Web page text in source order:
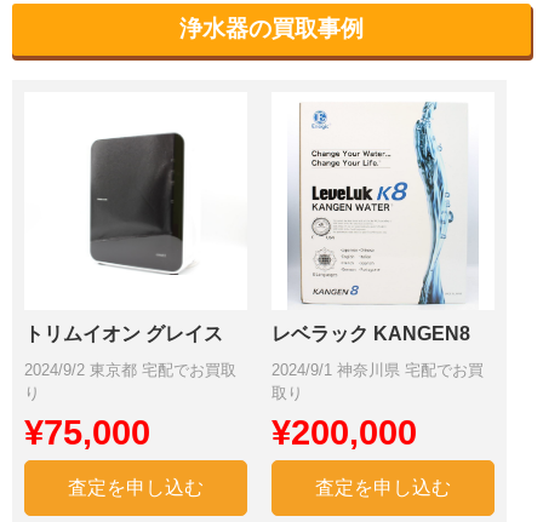
浄水器の買取事例
トリムイオン グレイス
2024/9/2 東京都 宅配でお買取
り
¥75,000
査定を申し込む
レベラック KANGEN8
2024/9/1 神奈川県 宅配でお買
取り
¥200,000
査定を申し込む